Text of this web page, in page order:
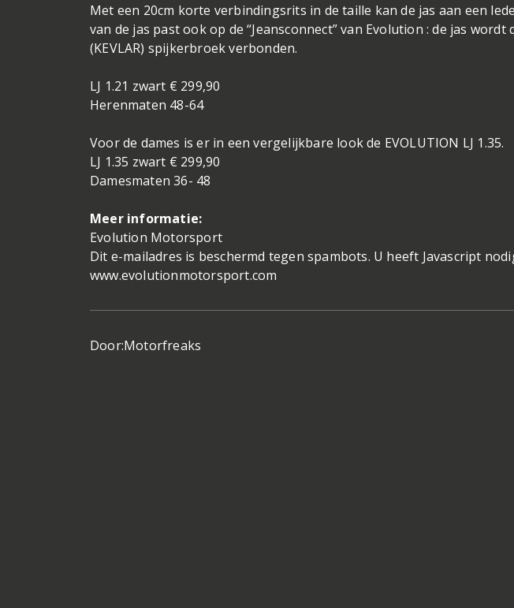
Met een 20cm korte verbindingsrits in de taille kan de jas aan een
van de jas past ook op de “Jeansconnect” van Evolution : de jas
(KEVLAR) spijkerbroek verbonden.
LJ 1.21 zwart € 299,90
Herenmaten 48-64
Voor de dames is er in een vergelijkbare look de EVOLUTION LJ 1.35.
LJ 1.35 zwart € 299,90
Damesmaten 36- 48
Meer informatie:
Evolution Motorsport
Dit e-mailadres is beschermd tegen spambots. U heeft Javascript
www.evolutionmotorsport.com
Door:Motorfreaks